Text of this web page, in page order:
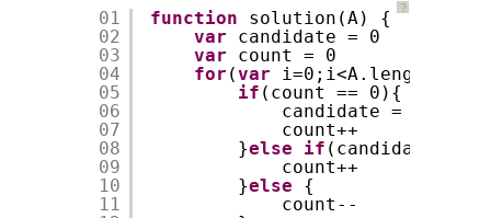
？
01
02
03
04
05
06
07
08
09
10
11
function
solution(A) {
var
candidate = 0
var
count = 0
for (var
if (count == 0){
candidate = A[i]
count++
}else if (candidate ==
count++
}else
{
count--